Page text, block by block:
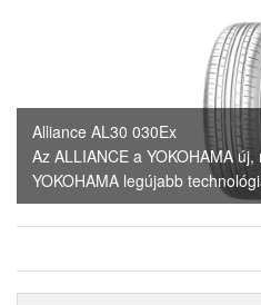
Alliance AL30 030Ex
Az ALLIANCE a YOKOHAMA
YOKOHAMA legújabb